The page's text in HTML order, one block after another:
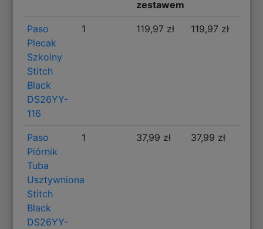
zestawem
Paso
Plecak
Szkolny
Stitch
Black
DS26YY-
116
1 119,97 zł 119,97 zł
Paso
Piórnik
Tuba
Usztywniona
Stitch
Black
DS26YY-
1 37,99 zł 37,99 zł